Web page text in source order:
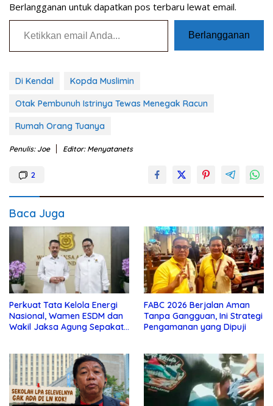
Berlangganan untuk dapatkan pos terbaru lewat email.
Ketikkan email Anda...
Berlangganan
Di Kendal Kopda Muslimin
Otak Pembunuh Istrinya Tewas Menegak Racun
Rumah Orang Tuanya
Penulis: Joe Editor: Menyatanets
2
Baca Juga
Perkuat Tata Kelola Energi
Nasional, Wamen ESDM dan
Wakil Jaksa Agung Sepakat
FABC 2026 Berjalan Aman
Tanpa Gangguan, Ini Strategi
Pengamanan yang Dipuji